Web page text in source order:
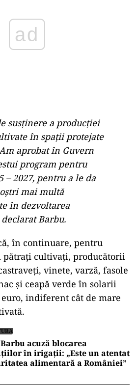
susţinere a producţiei
în spații protejate
aprobat în Guvern
program pentru
– 2027, pentru a le da
mai multă
în dezvoltarea
Barbu.
în continuare, pentru
pătraţi cultivați, producătorii
vinete, varză, fasole
și ceapă verde în solarii
indiferent cât de mare
acuză blocarea
în irigații: „Este un atentat
alimentară a României”